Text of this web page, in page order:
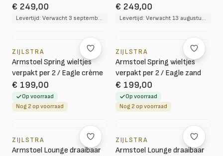
champagne-bruin
€ 249,00
Levertijd: Verwacht 3 september 2026
bruin
€ 249,00
Levertijd: Verwacht 13 augustus 2026
ZIJLSTRA
Armstoel Spring wieltjes
verpakt per 2 / Eagle crème
€ 199,00
Op voorraad
Nog 2 op voorraad
ZIJLSTRA
Armstoel Spring wieltjes
verpakt per 2 / Eagle zand
€ 199,00
Op voorraad
Nog 2 op voorraad
ZIJLSTRA
Armstoel Lounge draaibaar
ZIJLSTRA
Armstoel Lounge draaibaar